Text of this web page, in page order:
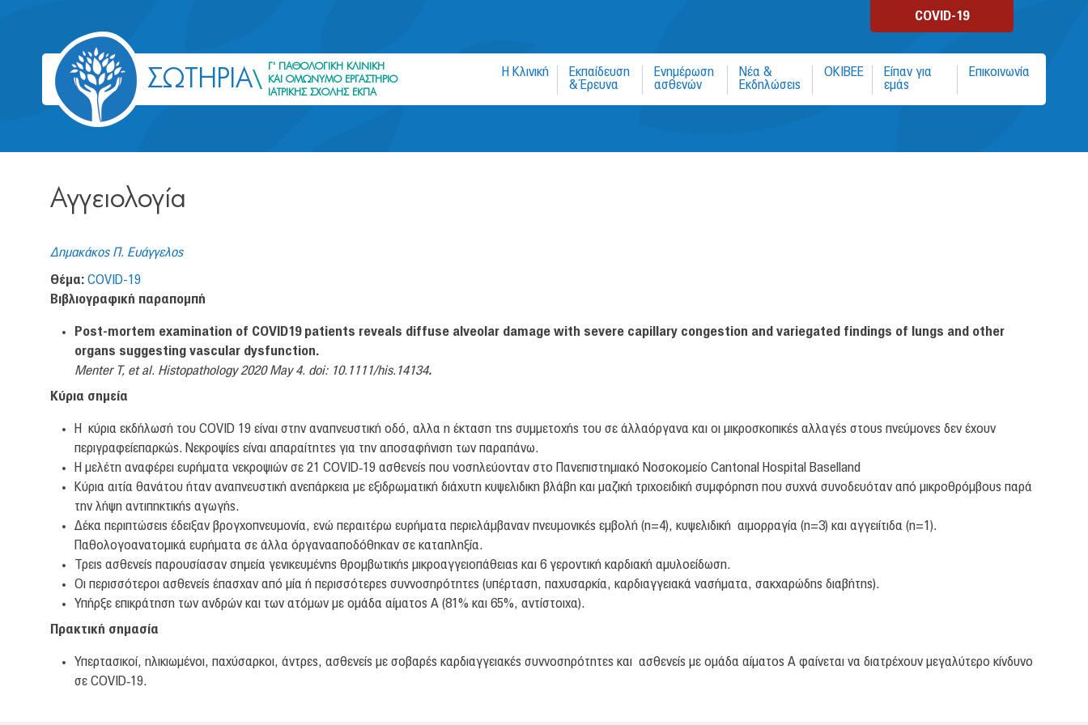
COVID-19
ΣΩΤΗΡΙΑ
Γ' ΠΑΘΟΛΟΓΙΚΗ ΚΛΙΝΙΚΗ
ΚΑΙ ΟΜΩΝΥΜΟ ΕΡΓΑΣΤΗΡΙΟ
ΙΑΤΡΙΚΗΣ ΣΧΟΛΗΣ ΕΚΠΑ
Η Κλινική
Εκπαίδευση
& Έρευνα
Ενημέρωση
ασθενών
Νέα &
Εκδηλώσεις
ΟΚΙΒΕΕ
Είπαν για
εμάς
Επικοινωνία
Αγγειολογία
Δημακάκος Π. Ευάγγελος
Θέμα: COVID-19
Βιβλιογραφική παραπομπή
Post-mortem examination of COVID19 patients reveals diffuse alveolar damage with severe capillary congestion and variegated findings of lungs and other
organs suggesting vascular dysfunction.
Menter T, et al. Histopathology 2020 May 4. doi: 10.1111/his.14134.
Κύρια σημεία
Η κύρια εκδήλωσή του COVID 19 είναι στην αναπνευστική οδό, αλλα η έκταση της συμμετοχής του σε άλλαόργανα και οι μικροσκοπικές αλλαγές στους πνεύμονες δεν έχουν
περιγραφείεπαρκώς. Νεκροψίες είναι απαραίτητες για την αποσαφήνιση των παραπάνω.
Η μελέτη αναφέρει ευρήματα νεκροψιών σε 21 COVID‐19 ασθενείς που νοσηλεύονταν στο Πανεπιστημιακό Νοσοκομείο Cantonal Hospital Baselland
Κύρια αιτία θανάτου ήταν αναπνευστική ανεπάρκεια με εξιδρωματική διάχυτη κυψελιδικη βλάβη και μαζική τριχοειδική συμφόρηση που συχνά συνοδευόταν από μικροθρόμβους παρά
την λήψη αντιπηκτικής αγωγής.
Δέκα περιπτώσεις έδειξαν βρογχοπνευμονία, ενώ περαιτέρω ευρήματα περιελάμβαναν πνευμονικές εμβολή (n=4), κυψελιδική αιμορραγία (n=3) και αγγειίτιδα (n=1).
Παθολογοανατομικά ευρήματα σε άλλα όργανααποδόθηκαν σε καταπληξία.
Τρεις ασθενείς παρουσίασαν σημεία γενικευμένης θρομβωτικής μικροαγγειοπάθειας και 6 γεροντική καρδιακή αμυλοείδωση.
Οι περισσότεροι ασθενείς έπασχαν από μία ή περισσότερες συννοσηρότητες (υπέρταση, παχυσαρκία, καρδιαγγειακά νασήματα, σακχαρώδης διαβήτης).
Υπήρξε επικράτηση των ανδρών και των ατόμων με ομάδα αίματος Α (81% και 65%, αντίστοιχα).
Πρακτική σημασία
Υπερτασικοί, ηλικιωμένοι, παχύσαρκοι, άντρες, ασθενείς με σοβαρές καρδιαγγειακές συννοσηρότητες και ασθενείς με ομάδα αίματος Α φαίνεται να διατρέχουν μεγαλύτερο κίνδυνο
σε COVID‐19.